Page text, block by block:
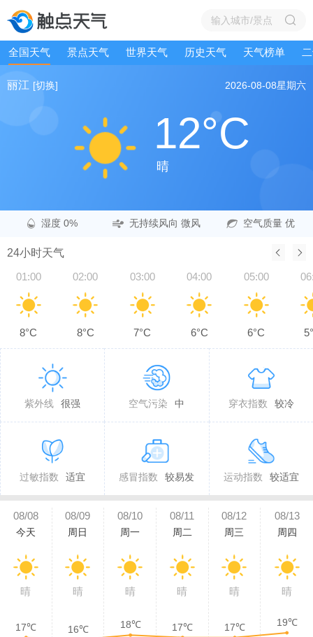
全国天气 景点天气 世界天气 历史天气 天气榜单
丽江 [切换] 2026-08-08星期六
12°C
晴
湿度 0% 无持续风向 微风 空气质量 优
24小时天气
01:00
8°C
02:00
8°C
03:00
7°C
04:00
6°C
05:00
6°C
紫外线 很强 空气污染 中 穿衣指数 较冷
过敏指数 适宜 感冒指数 较易发 运动指数 较适宜
08/08
今天
晴
08/09
周日
晴
08/10
周一
晴
08/11
周二
晴
08/12
周三
晴
08/13
周四
晴
17℃ 16℃ 18℃ 17℃ 17℃ 19℃